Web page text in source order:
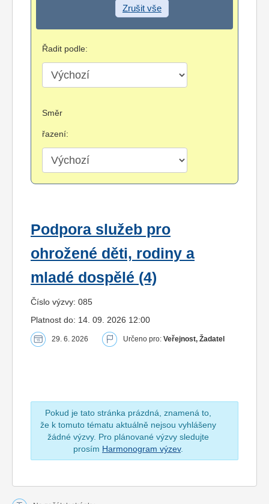
Zrušit vše
Řadit podle:
Směr
řazení:
Podpora služeb pro
ohrožené děti, rodiny a
mladé dospělé (4)
Číslo výzvy: 085
Platnost do: 14. 09. 2026 12:00
29. 6. 2026 Určeno pro: Veřejnost, Žadatel
Pokud je tato stránka prázdná, znamená to,
že k tomuto tématu aktuálně nejsou vyhlášeny
žádné výzvy. Pro plánované výzvy sledujte
prosím Harmonogram výzev.